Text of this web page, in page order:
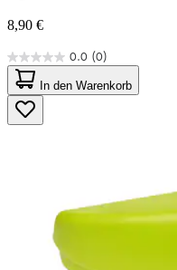
8,90 €
0.0 (0)
0.0
von
5
Sternen.
In den Warenkorb